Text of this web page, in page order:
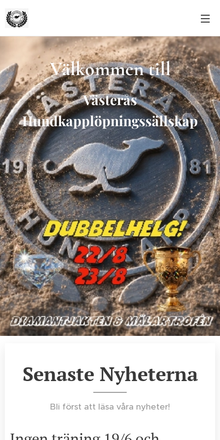
Välkommen till
Västerås
Hundkapplöpningssällskap
Senaste Nyheterna
Bli först att läsa våra nyheter!